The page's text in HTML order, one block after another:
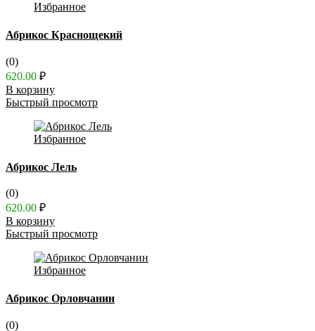
Избранное
Абрикос Краснощекий
(0)
620.00 ₽
В корзину
Быстрый просмотр
Избранное
Абрикос Лель
(0)
620.00 ₽
В корзину
Быстрый просмотр
Избранное
Абрикос Орловчанин
(0)